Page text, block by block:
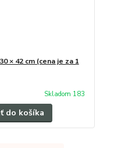
× 42 cm (cena je za 1
Skladom 183
do košíka